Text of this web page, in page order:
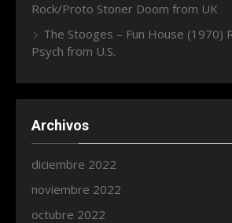
Rock/Proto Stoner Doom from UK
The Stooges – Fun House (1970)
Psych from U.S.
Archivos
diciembre 2022
noviembre 2022
octubre 2022